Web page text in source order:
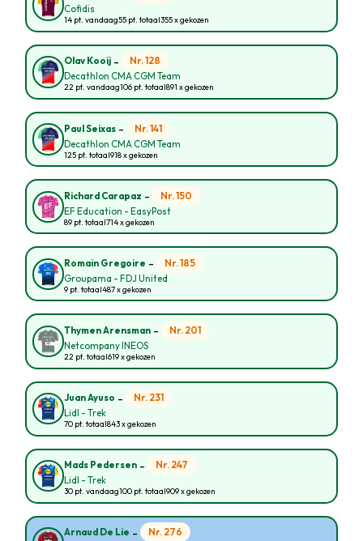
Cofidis
14 pt. vandaag55 pt. totaal355 x gekozen
Olav Kooij - Nr. 128
Decathlon CMA CGM Team
22 pt. vandaag106 pt. totaal891 x gekozen
Paul Seixas - Nr. 141
Decathlon CMA CGM Team
125 pt. totaal918 x gekozen
Richard Carapaz - Nr. 150
EF Education - EasyPost
89 pt. totaal714 x gekozen
Romain Gregoire - Nr. 185
Groupama - FDJ United
9 pt. totaal487 x gekozen
Thymen Arensman - Nr. 201
Netcompany INEOS
22 pt. totaal619 x gekozen
Juan Ayuso - Nr. 231
Lidl - Trek
70 pt. totaal843 x gekozen
Mads Pedersen - Nr. 247
Lidl - Trek
30 pt. vandaag100 pt. totaal909 x gekozen
Arnaud De Lie - Nr. 276